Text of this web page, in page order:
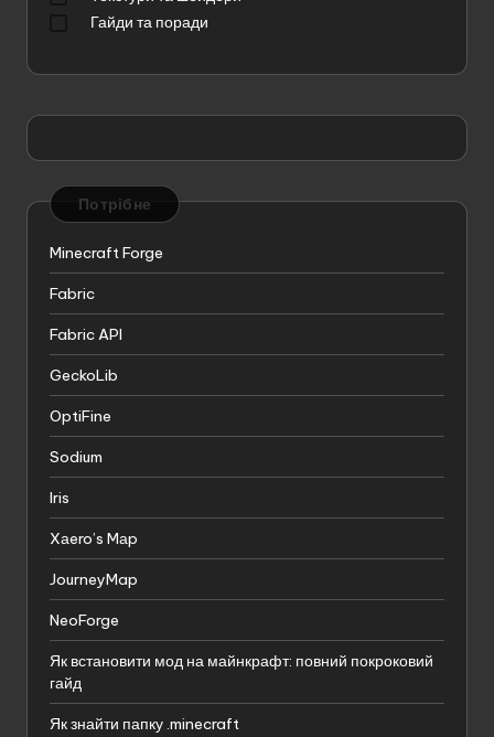
Гайди та поради
Потрібне
Minecraft Forge
Fabric
Fabric API
GeckoLib
OptiFine
Sodium
Iris
Xаero’s Mаp
JourneyMap
NeoForge
Як встановити мод на майнкрафт: повний покроковий
гайд
Як знайти папку .minecraft